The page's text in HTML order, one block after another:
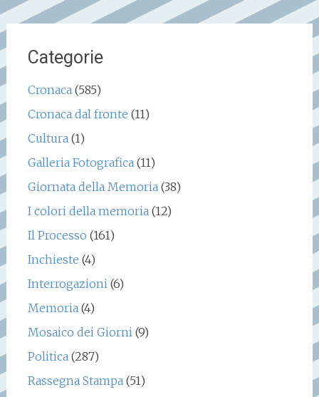
Categorie
Cronaca(585)
Cronaca dal fronte (11)
Cultura(1)
Galleria Fotografica(11)
Giornata della Memoria(38)
I colori della memoria(12)
Il Processo (161)
Inchieste (4)
Interrogazioni(6)
Memoria(4)
Mosaico dei Giorni(9)
Politica(287)
Rassegna Stampa(51)